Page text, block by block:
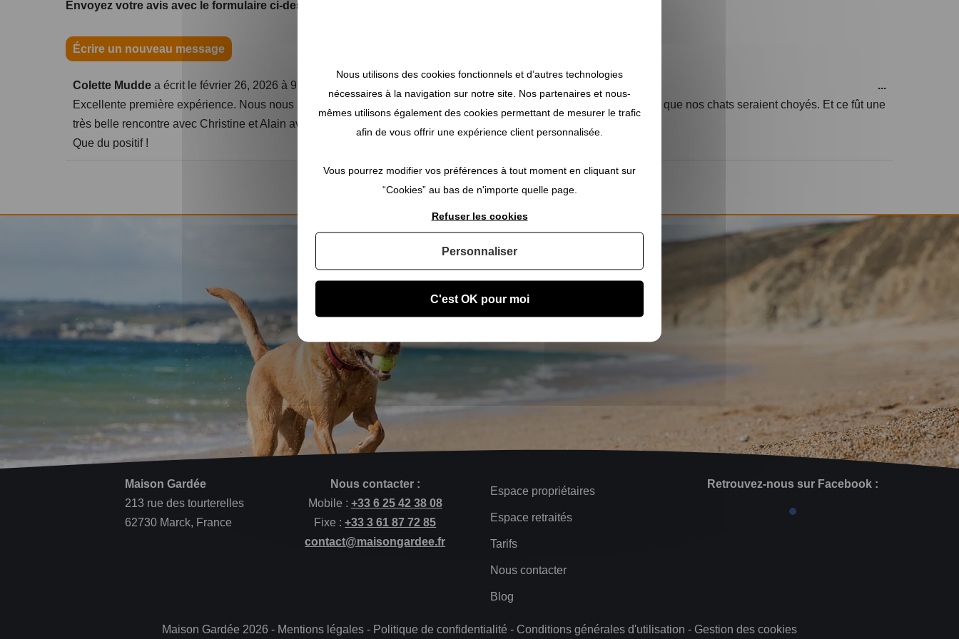
Envoyez votre avis avec le formulaire ci-dessous
Colette Mudde a écrit le février 26, 2026 à 9:40 am
Excellente première expérience. Nous nous sommes tout de suite sentis en confiance et sommes partis en étant sûrs que nos chats seraient choyés. Et ce fût une
très belle rencontre avec Christine et Alain avec qui nous avons noué des liens amicaux .
Que du positif !
...
Maison Gardée
213 rue des tourterelles
62730 Marck, France
Nous contacter :
Mobile : +33 6 25 42 38 08
Fixe :+33 3 61 87 72 85
contact@maisongardee.fr
Espace propriétaires
Espace retraités
Tarifs
Nous contacter
Blog
Retrouvez-nous sur Facebook :
Maison Gardée 2026 - Mentions légales - Politique de confidentialité - Conditions générales d'utilisation - Gestion des cookies
Nous utilisons des cookies fonctionnels et d’autres technologies
nécessaires à la navigation sur notre site. Nos partenaires et nous-
mêmes utilisons également des cookies permettant de mesurer le trafic
afin de vous offrir une expérience client personnalisée.
Vous pourrez modifier vos préférences à tout moment en cliquant sur
“Cookies” au bas de n'importe quelle page.
C'est OK pour moi
Refuser les cookies
Personnaliser